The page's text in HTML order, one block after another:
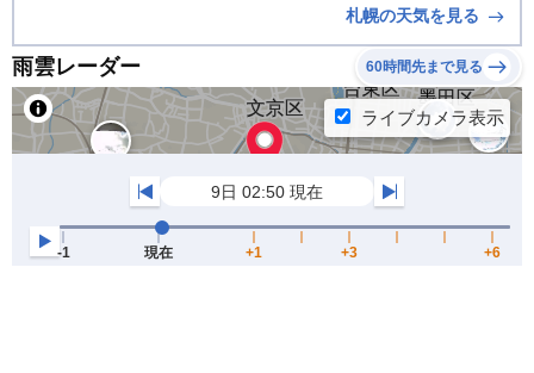
札幌の天気を見る
雨雲レーダー 60時間先まで見る